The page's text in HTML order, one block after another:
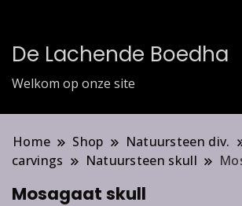
De Lachende Boedha
Welkom op onze site
Home Shop Natuursteen div.
carvings
Natuursteen skull
Mosagaat skull